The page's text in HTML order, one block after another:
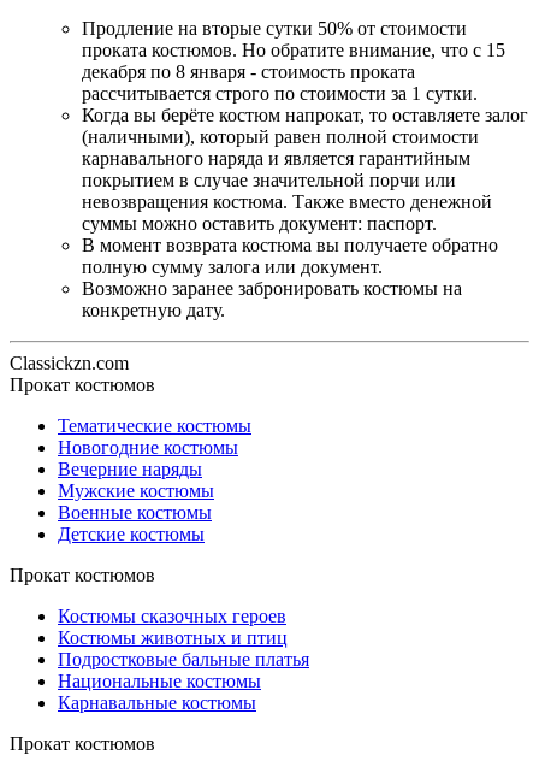
Продление на вторые сутки 50% от стоимости
проката костюмов. Но обратите внимание, что с 15
декабря по 8 января - стоимость проката
рассчитывается строго по стоимости за 1 сутки.
Когда вы берёте костюм напрокат, то оставляете залог
(наличными), который равен полной стоимости
карнавального наряда и является гарантийным
покрытием в случае значительной порчи или
невозвращения костюма. Также вместо денежной
суммы можно оставить документ: паспорт.
В момент возврата костюма вы получаете обратно
полную сумму залога или документ.
Возможно заранее забронировать костюмы на
конкретную дату.
Classickzn.com
Прокат костюмов
Тематические костюмы
Новогодние костюмы
Вечерние наряды
Мужские костюмы
Военные костюмы
Детские костюмы
Прокат костюмов
Костюмы сказочных героев
Костюмы животных и птиц
Подростковые бальные платья
Национальные костюмы
Карнавальные костюмы
Прокат костюмов